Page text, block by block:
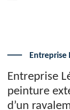
Entreprise
Entreprise
peinture
d’un